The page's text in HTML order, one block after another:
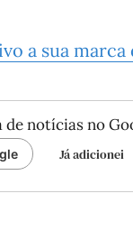
a sua
notícias no
Já adicionei